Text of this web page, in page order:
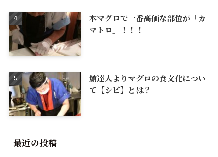
本マグロで一番高価な部位が「カ
マトロ」！！！
鮪達人よりマグロの食文化につい
て【シビ】とは？
最近の投稿